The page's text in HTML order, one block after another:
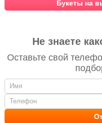
Букеты на
Не знаете
Оставьте свой